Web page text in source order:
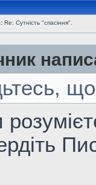
Re: Сутність "спасіння".